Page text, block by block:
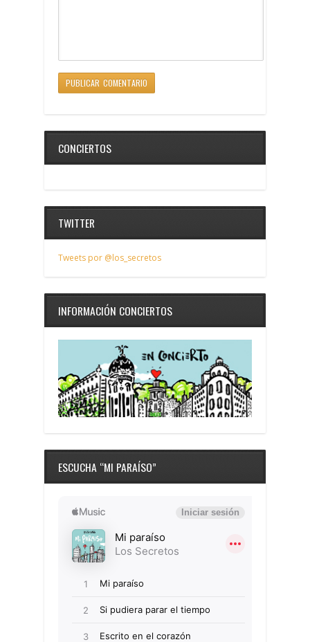
CONCIERTOS
TWITTER
Tweets por @los_secretos
INFORMACIÓN CONCIERTOS
ESCUCHA “MI PARAÍSO”